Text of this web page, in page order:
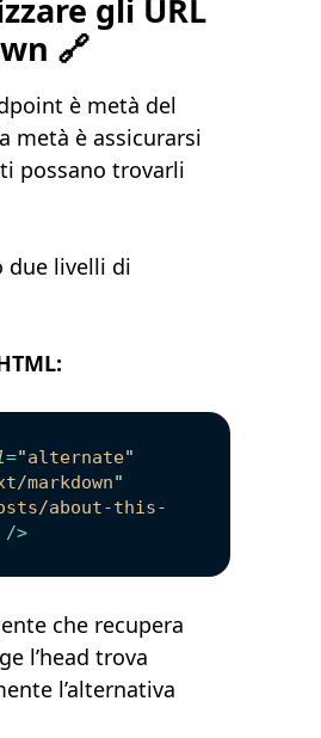
gli URL
🔗
è metà del
metà è assicurarsi
possano trovarli
due livelli di
="alternate"
markdown"
about-this-
/>
che recupera
l’head trova
l’alternativa